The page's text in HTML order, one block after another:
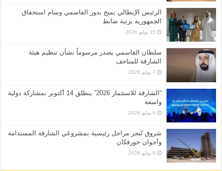
الرئيس الإيطالي يمنح بدور القاسمي وسام استحقاق
الجمهورية برتبة ضابط
15 يوليو 2026
سلطان القاسمي يصدر مرسوماً بشأن تنظيم هيئة
الشارقة للمتاحف
7 يوليو 2026
“الشارقة للاستثمار 2026” ينطلق 14 أكتوبر بمشاركة دولية
واسعة
6 يوليو 2026
شروق تُنجز مراحل رئيسية بمشروعَي الشارقة المستدامة
وأجوان خورفكان
6 يوليو 2026